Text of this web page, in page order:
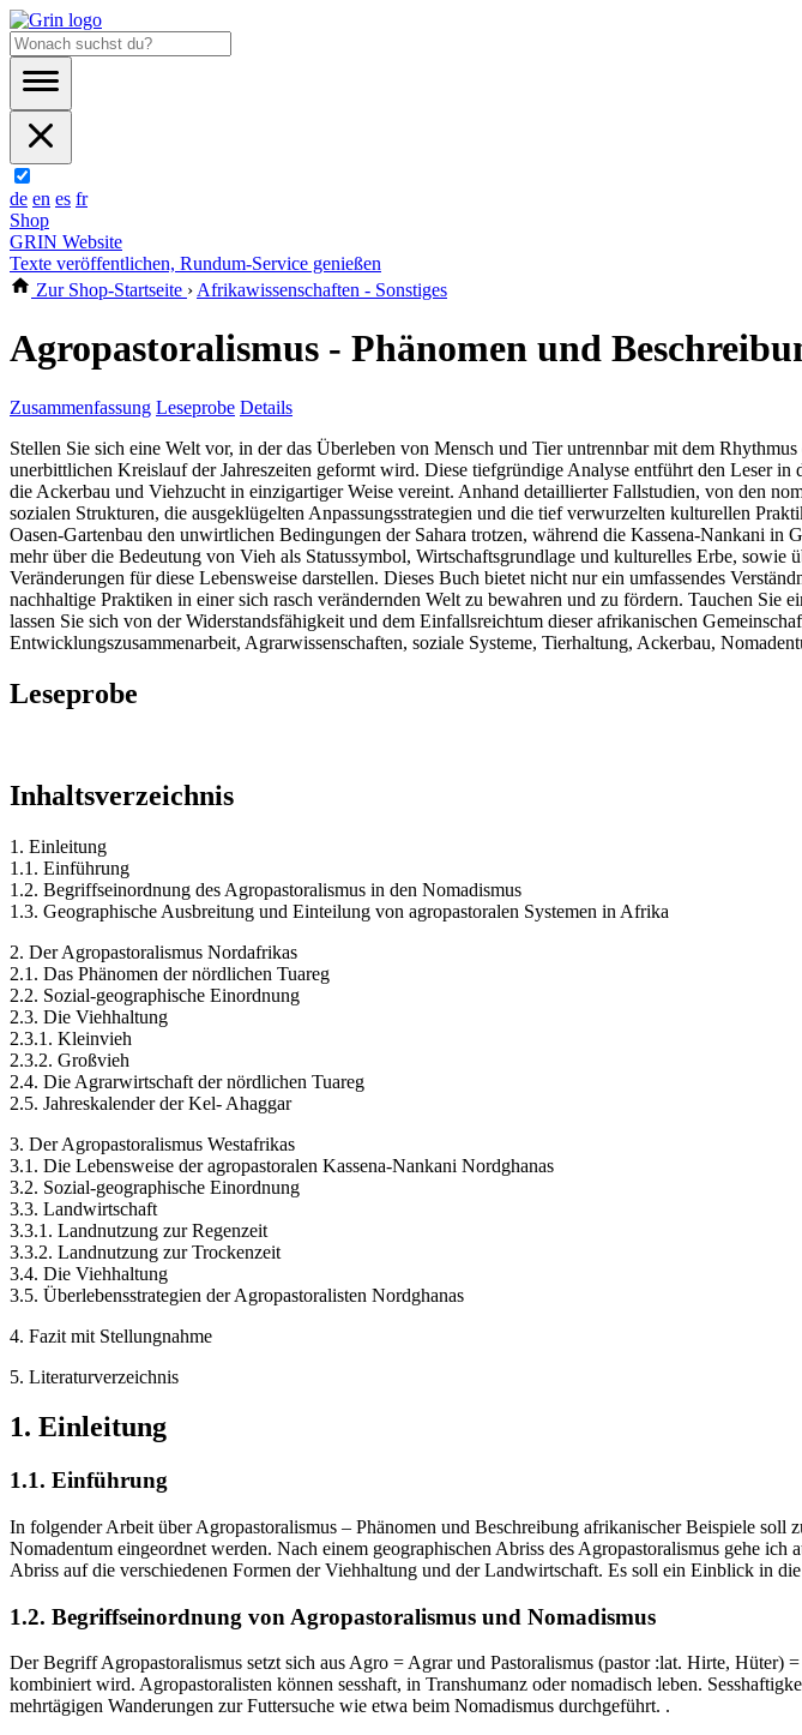
de en es fr
Shop
GRIN Website
Texte veröffentlichen, Rundum-Service genießen
Zur Shop-Startseite › Afrikawissenschaften - Sonstiges
Agropastoralismus - Phänomen und
Zusammenfassung Leseprobe Details
Stellen Sie sich eine Welt vor, in der das Überleben von Mensch und Tier untrennbar mit dem
unerbittlichen Kreislauf der Jahreszeiten geformt wird. Diese tiefgründige Analyse entführt den Leser
die Ackerbau und Viehzucht in einzigartiger Weise vereint. Anhand detaillierter Fallstudien, von den
sozialen Strukturen, die ausgeklügelten Anpassungsstrategien und die tief verwurzelten kulturellen
Oasen-Gartenbau den unwirtlichen Bedingungen der Sahara trotzen, während die Kassena-Nankani
mehr über die Bedeutung von Vieh als Statussymbol, Wirtschaftsgrundlage und kulturelles Erbe,
Veränderungen für diese Lebensweise darstellen. Dieses Buch bietet nicht nur ein umfassendes
nachhaltige Praktiken in einer sich rasch verändernden Welt zu bewahren und zu fördern. Tauchen
lassen Sie sich von der Widerstandsfähigkeit und dem Einfallsreichtum dieser afrikanischen
Entwicklungszusammenarbeit, Agrarwissenschaften, soziale Systeme, Tierhaltung, Ackerbau,
Leseprobe
Inhaltsverzeichnis
1. Einleitung
1.1. Einführung
1.2. Begriffseinordnung des Agropastoralismus in den Nomadismus
1.3. Geographische Ausbreitung und Einteilung von agropastoralen Systemen in Afrika
2. Der Agropastoralismus Nordafrikas
2.1. Das Phänomen der nördlichen Tuareg
2.2. Sozial-geographische Einordnung
2.3. Die Viehhaltung
2.3.1. Kleinvieh
2.3.2. Großvieh
2.4. Die Agrarwirtschaft der nördlichen Tuareg
2.5. Jahreskalender der Kel- Ahaggar
3. Der Agropastoralismus Westafrikas
3.1. Die Lebensweise der agropastoralen Kassena-Nankani Nordghanas
3.2. Sozial-geographische Einordnung
3.3. Landwirtschaft
3.3.1. Landnutzung zur Regenzeit
3.3.2. Landnutzung zur Trockenzeit
3.4. Die Viehhaltung
3.5. Überlebensstrategien der Agropastoralisten Nordghanas
4. Fazit mit Stellungnahme
5. Literaturverzeichnis
1. Einleitung
1.1. Einführung
In folgender Arbeit über Agropastoralismus – Phänomen und Beschreibung afrikanischer Beispiele
Nomadentum eingeordnet werden. Nach einem geographischen Abriss des Agropastoralismus gehe
Abriss auf die verschiedenen Formen der Viehhaltung und der Landwirtschaft. Es soll ein Einblick in
1.2. Begriffseinordnung von Agropastoralismus und Nomadismus
Der Begriff Agropastoralismus setzt sich aus Agro = Agrar und Pastoralismus (pastor :lat. Hirte,
kombiniert wird. Agropastoralisten können sesshaft, in Transhumanz oder nomadisch leben.
mehrtägigen Wanderungen zur Futtersuche wie etwa beim Nomadismus durchgeführt. .